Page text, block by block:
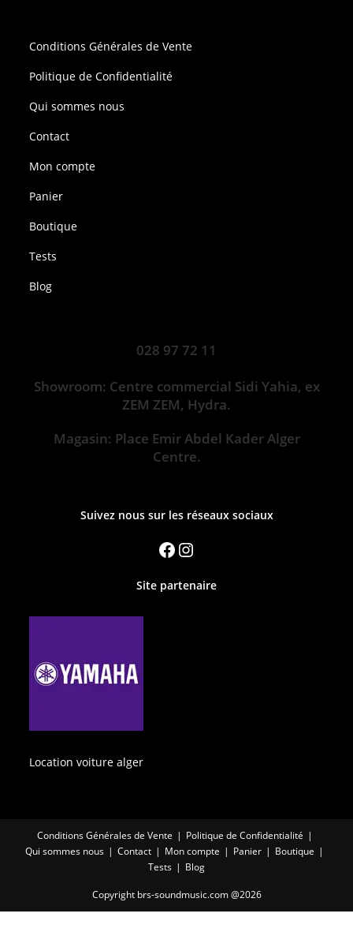
Conditions Générales de Vente
Politique de Confidentialité
Qui sommes nous
Contact
Mon compte
Panier
Boutique
Tests
Blog
028 97 72 11
Showroom: Centre commercial Sidi Yahia, ex
ZEM ZEM, Hydra.
Magasin: Place Emir Abdel Kader Alger
Centre.
Suivez nous sur les réseaux sociaux
Site partenaire
Location voiture alger
Conditions Générales de Vente
Politique de Confidentialité
Qui sommes nous
Contact Mon compte Panier
Boutique
Tests
Blog
Copyright brs-soundmusic.com @2026